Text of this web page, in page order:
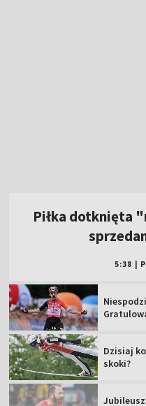
Dzisiaj
skoki?
Złoty
MŚ do lat